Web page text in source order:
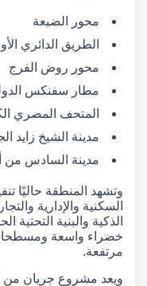
محور الضبعة
الطريق الدائري
محور روض الفرج
مطار سفنكس
المتحف المصري
مدينة الشيخ زايد
مدينة السادس من
وتشهد المنطقة حاليًا
السكنية والإدارية
الذكية والبنية التحتية
خضراء واسعة ومسطحات
مرتفعة.
ويعد مشروع جريان